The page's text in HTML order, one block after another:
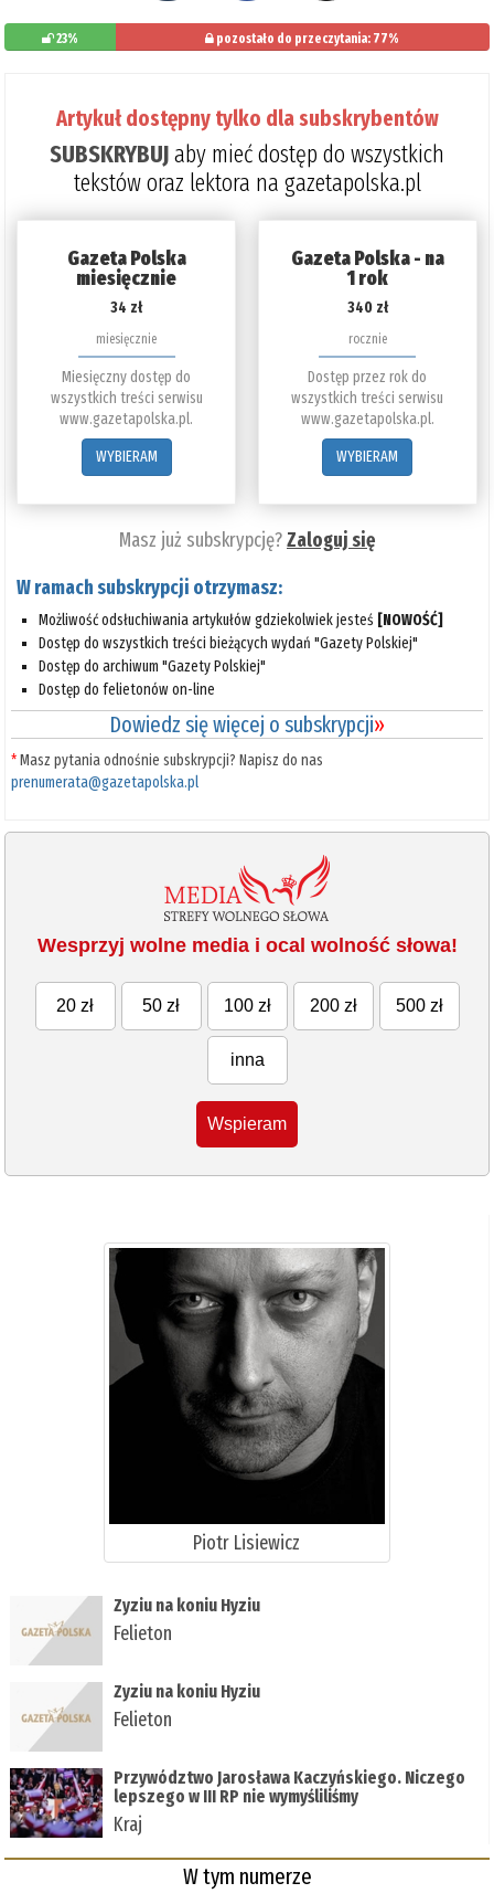
23% pozostało do przeczytania: 77%
Artykuł dostępny tylko dla subskrybentów
SUBSKRYBUJaby mieć dostęp do wszystkich
tekstów oraz lektora na gazetapolska.pl
Gazeta Polska
miesięcznie
34 zł
miesięcznie
Miesięczny dostęp do
wszystkich treści serwisu
www.gazetapolska.pl.
WYBIERAM
Gazeta Polska - na
1 rok
340 zł
rocznie
Dostęp przez rok do
wszystkich treści serwisu
www.gazetapolska.pl.
WYBIERAM
Masz już subskrypcję?Zaloguj się
W ramach subskrypcji otrzymasz:
Możliwość odsłuchiwania artykułów gdziekolwiek jesteś [NOWOŚĆ]
Dostęp do wszystkich treści bieżących wydań "Gazety Polskiej"
Dostęp do archiwum "Gazety Polskiej"
Dostęp do felietonów on-line
Dowiedz się więcej o subskrypcji»
*Masz pytania odnośnie subskrypcji? Napisz do nas
prenumerata@gazetapolska.pl
Wesprzyj wolne media i ocal wolność słowa!
20 zł 50 zł 100 zł 200 zł 500 zł
inna
Wspieram
Piotr Lisiewicz
Zyziu na koniu Hyziu
Felieton
Zyziu na koniu Hyziu
Felieton
Przywództwo Jarosława Kaczyńskiego. Niczego
lepszego w III RP nie wymyśliliśmy
Kraj
W tym numerze